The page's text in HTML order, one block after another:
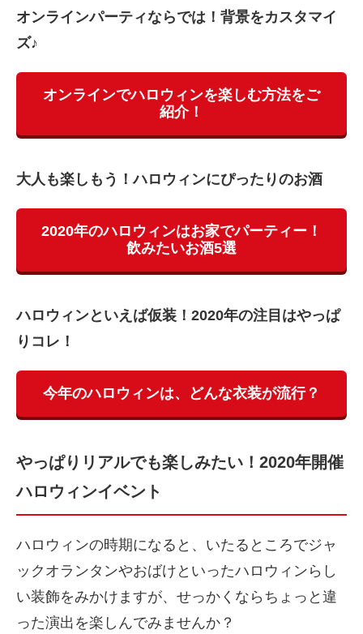
オンラインパーティならでは！背景をカスタマイ
ズ♪
オンラインでハロウィンを楽しむ方法をご
紹介！
大人も楽しもう！ハロウィンにぴったりのお酒
2020年のハロウィンはお家でパーティー！
飲みたいお酒5選
ハロウィンといえば仮装！2020年の注目はやっぱ
りコレ！
今年のハロウィンは、どんな衣装が流行？
やっぱりリアルでも楽しみたい！2020年開催
ハロウィンイベント
ハロウィンの時期になると、いたるところでジャ
ックオランタンやおばけといったハロウィンらし
い装飾をみかけますが、せっかくならちょっと違
った演出を楽しんでみませんか？